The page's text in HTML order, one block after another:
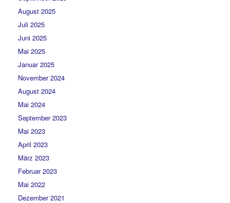
August 2025
Juli 2025
Juni 2025
Mai 2025
Januar 2025
November 2024
August 2024
Mai 2024
September 2023
Mai 2023
April 2023
März 2023
Februar 2023
Mai 2022
Dezember 2021